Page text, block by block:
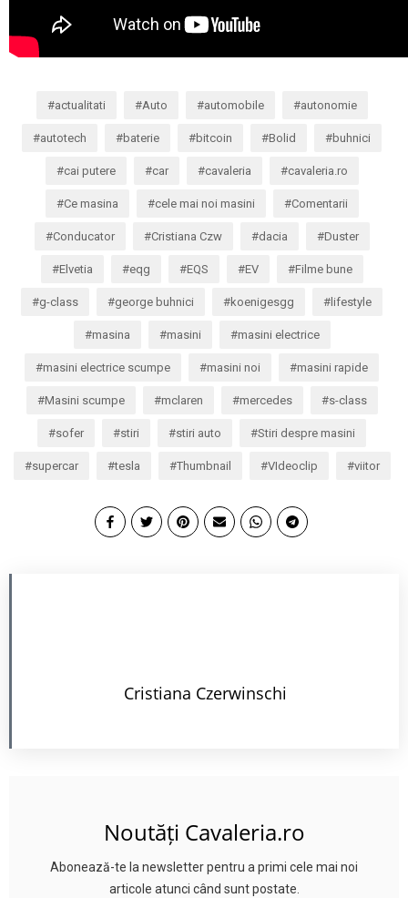
actualitati Auto automobile autonomie
autotech baterie bitcoin Bolid buhnici
cai putere car cavaleria cavaleria.ro
Ce masina cele mai noi masini Comentarii
Conducator Cristiana Czw dacia Duster
Elvetia eqg EQS EV Filme bune
g-class george buhnici koenigesgg lifestyle
masina masini masini electrice
masini electrice scumpe masini noi masini rapide
Masini scumpe mclaren mercedes s-class
sofer stiri stiri auto Stiri despre masini
supercar tesla Thumbnail VIdeoclip viitor
Cristiana Czerwinschi
Noutăți Cavaleria.ro
Abonează-te la newsletter pentru a primi cele mai noi
articole atunci când sunt postate.